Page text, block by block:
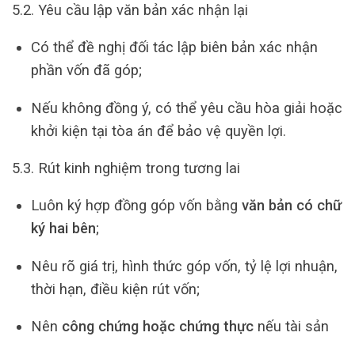
5.2. Yêu cầu lập văn bản xác nhận lại
Có thể đề nghị đối tác lập biên bản xác nhận
phần vốn đã góp;
Nếu không đồng ý, có thể yêu cầu hòa giải hoặc
khởi kiện tại tòa án để bảo vệ quyền lợi.
5.3. Rút kinh nghiệm trong tương lai
Luôn ký hợp đồng góp vốn bằng văn bản có chữ
ký hai bên;
Nêu rõ giá trị, hình thức góp vốn, tỷ lệ lợi nhuận,
thời hạn, điều kiện rút vốn;
Nên công chứng hoặc chứng thựcnếu tài sản